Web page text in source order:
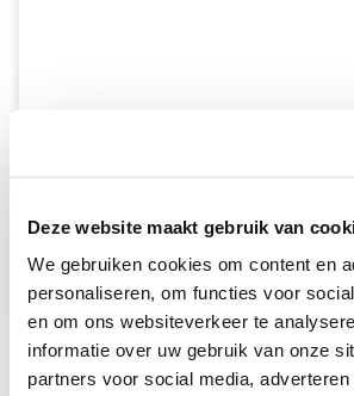
Deze website maakt gebruik van
We gebruiken cookies om content en
personaliseren, om functies voor
en om ons websiteverkeer te
informatie over uw gebruik van onze
partners voor social media,
A-klasse niet beschikbaar
B-klasse beschikbaar